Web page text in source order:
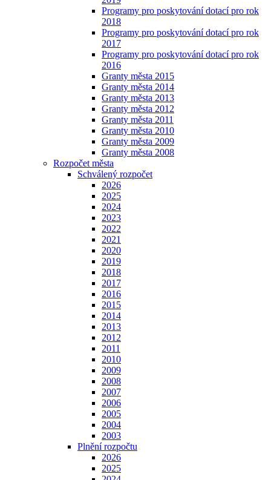
Programy pro poskytování dotací pro rok
2018
Programy pro poskytování dotací pro rok
2017
Programy pro poskytování dotací pro rok
2016
Granty města 2015
Granty města 2014
Granty města 2013
Granty města 2012
Granty města 2011
Granty města 2010
Granty města 2009
Granty města 2008
Rozpočet města
Schválený rozpočet
2026
2025
2024
2023
2022
2021
2020
2019
2018
2017
2016
2015
2014
2013
2012
2011
2010
2009
2008
2007
2006
2005
2004
2003
Plnění rozpočtu
2026
2025